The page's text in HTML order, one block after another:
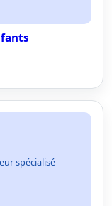
spécialisé